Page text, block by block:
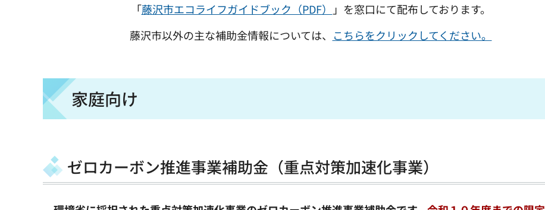
「藤沢市エコライフガイドブック（PDF）
」を窓口にて配布しております。
藤沢市以外の主な補助金情報については、
こちらをクリックしてください。
家庭向け
ゼロカーボン推進事業補助金（重点対策加速化事業）